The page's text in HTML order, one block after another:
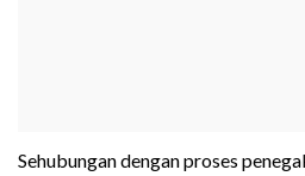
Sehubungan dengan proses